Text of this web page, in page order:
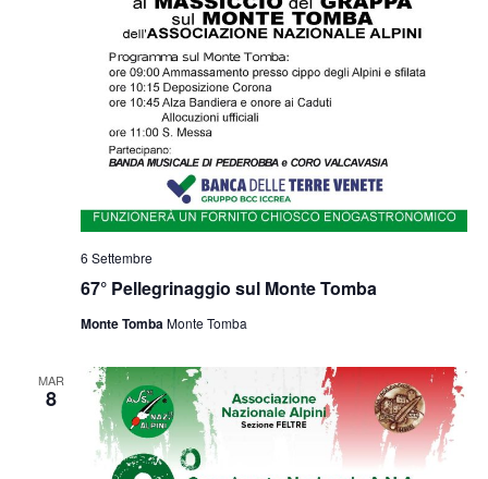
67° Pellegrinaggio sul Monte Tomba
6 Settembre
Monte TombaMonte Tomba
MAR
8